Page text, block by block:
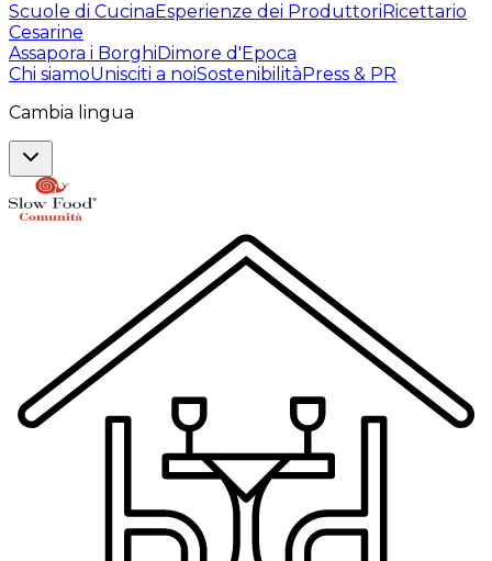
Scuole di CucinaEsperienze dei ProduttoriRicettario
Cesarine
Assapora i BorghiDimore d'Epoca
Chi siamoUnisciti a noiSostenibilitàPress & PR
Cambia lingua